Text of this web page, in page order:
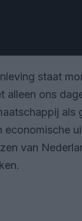
staat
alleen ons
als
economische
van